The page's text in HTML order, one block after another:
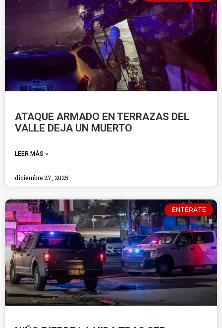
ATAQUE ARMADO EN TERRAZAS DEL
VALLE DEJA UN MUERTO
LEER MÁS »
diciembre 27, 2025
ENTÉRATE